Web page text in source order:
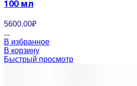
100 мл
5600.00₽
...
В избранное
В корзину
Быстрый просмотр